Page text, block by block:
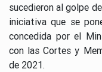
sucedieron al golpe
iniciativa que se
concedida por el
con las Cortes y
de 2021.